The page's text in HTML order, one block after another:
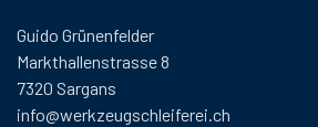
Guido Grünenfelder
Markthallenstrasse 8
7320 Sargans
info@werkzeugschleiferei.ch